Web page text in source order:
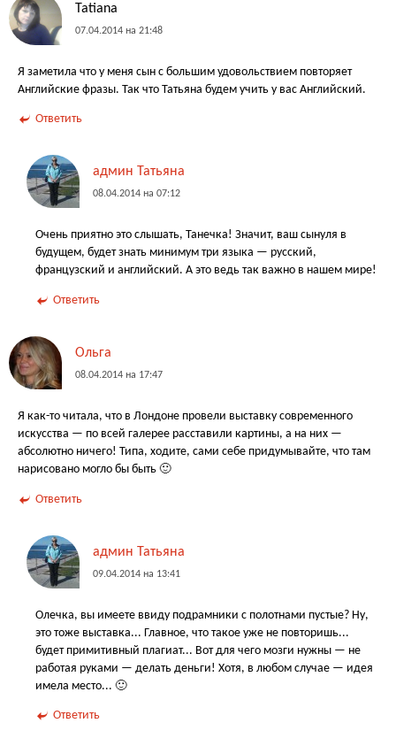
Tatiana
07.04.2014 на 21:48
Я заметила что у меня сын с большим удовольствием повторяет
Английские фразы. Так что Татьяна будем учить у вас Английский.
Ответить
админ Татьяна
08.04.2014 на 07:12
Очень приятно это слышать, Танечка! Значит, ваш сынуля в
будущем, будет знать минимум три языка — русский,
французский и английский. А это ведь так важно в нашем мире!
Ответить
Ольга
08.04.2014 на 17:47
Я как-то читала, что в Лондоне провели выставку современного
искусства — по всей галерее расставили картины, а на них —
абсолютно ничего! Типа, ходите, сами себе придумывайте, что там
нарисовано могло бы быть 🙂
Ответить
админ Татьяна
09.04.2014 на 13:41
Олечка, вы имеете ввиду подрамники с полотнами пустые? Ну,
это тоже выставка... Главное, что такое уже не повторишь...
будет примитивный плагиат... Вот для чего мозги нужны — не
работая руками — делать деньги! Хотя, в любом случае — идея
имела место... 🙂
Ответить